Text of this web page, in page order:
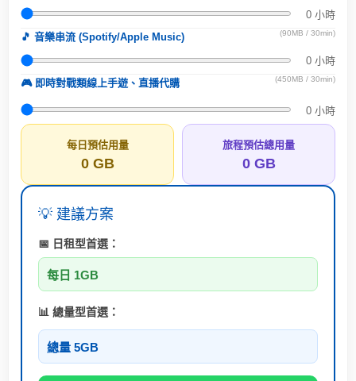
0 小時
🎵 音樂串流 (Spotify/Apple Music)
(90MB / 30min)
0 小時
🎮 即時對戰類線上手遊、直播代購
(450MB / 30min)
0 小時
每日預估用量
0 GB
旅程預估總用量
0 GB
💡 建議方案
📅 日租型首選：
每日 1GB
📊 總量型首選：
總量 5GB